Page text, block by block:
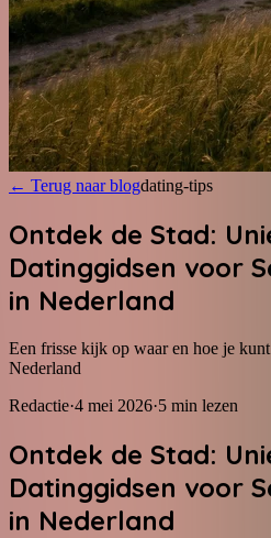
← Terug naar blogdating-tips
Ontdek de Stad:
Datinggidsen voor
in Nederland
Een frisse kijk op waar en hoe je
Nederland
Redactie·4 mei 2026·5 min lezen
Ontdek de Stad:
Datinggidsen voor
in Nederland